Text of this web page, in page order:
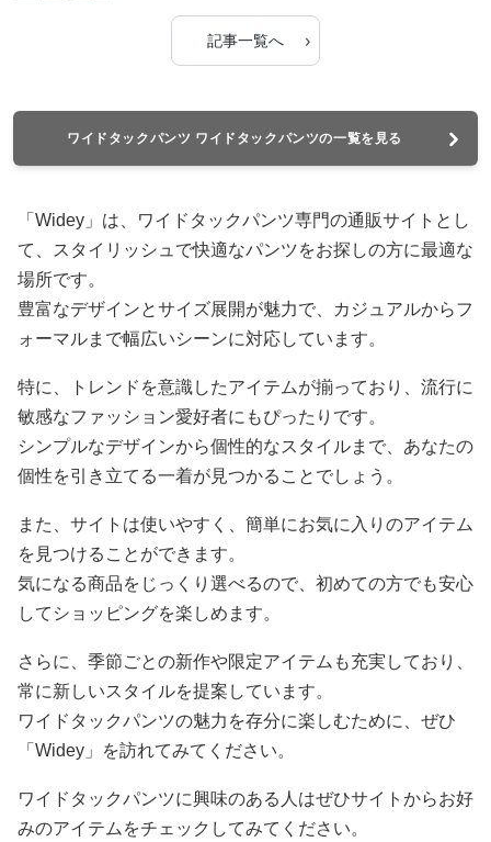
記事一覧へ ›
ワイドタックパンツ ワイドタックパンツの一覧を見る
「Widey」は、ワイドタックパンツ専門の通販サイトとし
て、スタイリッシュで快適なパンツをお探しの方に最適な
場所です。
豊富なデザインとサイズ展開が魅力で、カジュアルからフ
ォーマルまで幅広いシーンに対応しています。
特に、トレンドを意識したアイテムが揃っており、流行に
敏感なファッション愛好者にもぴったりです。
シンプルなデザインから個性的なスタイルまで、あなたの
個性を引き立てる一着が見つかることでしょう。
また、サイトは使いやすく、簡単にお気に入りのアイテム
を見つけることができます。
気になる商品をじっくり選べるので、初めての方でも安心
してショッピングを楽しめます。
さらに、季節ごとの新作や限定アイテムも充実しており、
常に新しいスタイルを提案しています。
ワイドタックパンツの魅力を存分に楽しむために、ぜひ
「Widey」を訪れてみてください。
ワイドタックパンツに興味のある人はぜひサイトからお好
みのアイテムをチェックしてみてください。